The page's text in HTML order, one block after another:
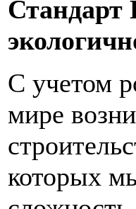
Стандарт
С учетом
мире
которых